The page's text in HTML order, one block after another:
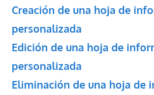
Creación de una hoja de
personalizada
Edición de una hoja de
personalizada
Eliminación de una hoja de